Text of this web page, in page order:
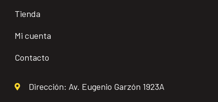
Tienda
Mi cuenta
Contacto
Dirección: Av. Eugenio Garzón 1923A